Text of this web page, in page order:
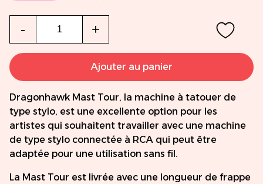
- +
Ajouter au panier
Dragonhawk Mast Tour, la machine à tatouer de
type stylo, est une excellente option pour les
artistes qui souhaitent travailler avec une machine
de type stylo connectée à RCA qui peut être
adaptée pour une utilisation sans fil.
La Mast Tour est livrée avec une longueur de frappe